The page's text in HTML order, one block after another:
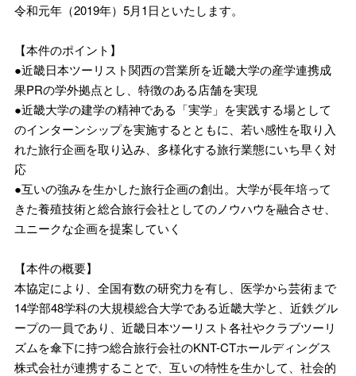
令和元年（2019年）5月1日といたします。
【本件のポイント】
●近畿日本ツーリスト関西の営業所を近畿大学の産学連携成
果PRの学外拠点とし、特徴のある店舗を実現
●近畿大学の建学の精神である「実学」を実践する場として
のインターンシップを実施するとともに、若い感性を取り入
れた旅行企画を取り込み、多様化する旅行業態にいち早く対
応
●互いの強みを生かした旅行企画の創出。大学が長年培って
きた養殖技術と総合旅行会社としてのノウハウを融合させ、
ユニークな企画を提案していく
【本件の概要】
本協定により、全国有数の研究力を有し、医学から芸術まで
14学部48学科の大規模総合大学である近畿大学と、近鉄グル
ープの一員であり、近畿日本ツーリスト各社やクラブツーリ
ズムを傘下に持つ総合旅行会社のKNT-CTホールディングス
株式会社が連携することで、互いの特性を生かして、社会的